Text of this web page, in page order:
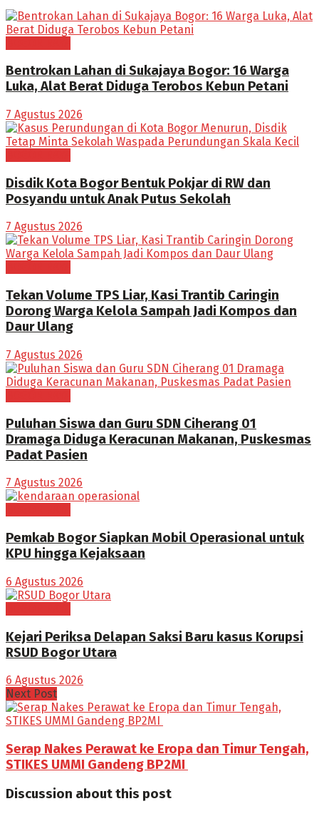
Bentrokan Lahan di Sukajaya Bogor: 16 Warga
Luka, Alat Berat Diduga Terobos Kebun Petani
7 Agustus 2026
Disdik Kota Bogor Bentuk Pokjar di RW dan
Posyandu untuk Anak Putus Sekolah
7 Agustus 2026
Tekan Volume TPS Liar, Kasi Trantib Caringin
Dorong Warga Kelola Sampah Jadi Kompos dan
Daur Ulang
7 Agustus 2026
Puluhan Siswa dan Guru SDN Ciherang 01
Dramaga Diduga Keracunan Makanan, Puskesmas
Padat Pasien
7 Agustus 2026
Pemkab Bogor Siapkan Mobil Operasional untuk
KPU hingga Kejaksaan
6 Agustus 2026
Kejari Periksa Delapan Saksi Baru kasus Korupsi
RSUD Bogor Utara
6 Agustus 2026
Next Post
Serap Nakes Perawat ke Eropa dan Timur Tengah,
STIKES UMMI Gandeng BP2MI
Discussion about this post